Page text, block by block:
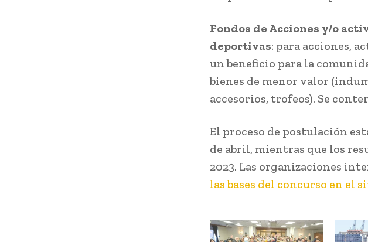
Fondos de Acciones y/o
deportivas: para acciones,
un beneficio para la
bienes de menor valor
accesorios, trofeos). Se
El proceso de postulación
de abril, mientras que los
2023. Las organizaciones
las bases del concurso en el